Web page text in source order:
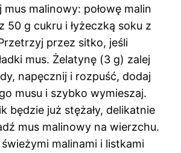
mus malinowy: połowę malin
50 g cukru i łyżeczką soku z
przez sitko, jeśli
mus. Żelatynę (3 g) zalej
napęcznij i rozpuść, dodaj
musu i szybko wymieszaj.
będzie już stężały, delikatnie
mus malinowy na wierzchu.
malinami i listkami